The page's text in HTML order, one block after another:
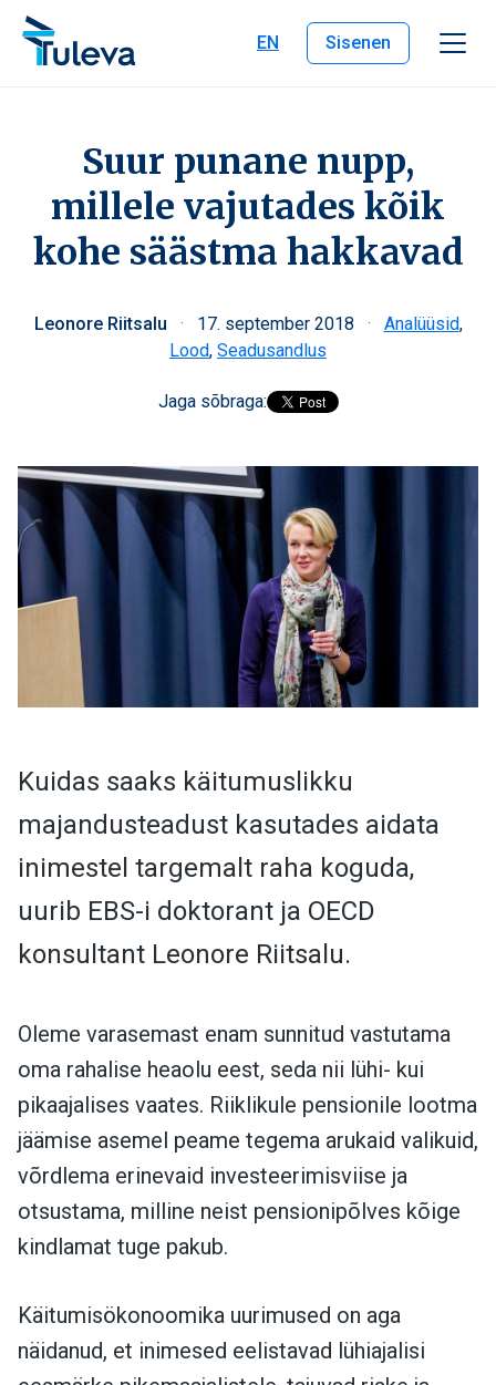
Liigu edasi sisu juurde
EN
Sisenen
Suur punane nupp,
millele vajutades kõik
kohe säästma hakkavad
Leonore Riitsalu · 17. september 2018 · Analüüsid,
Lood, Seadusandlus
Jaga sõbraga:
Kuidas saaks käitumuslikku
majandusteadust kasutades aidata
inimestel targemalt raha koguda,
uurib EBS-i doktorant ja OECD
konsultant Leonore Riitsalu.
Oleme varasemast enam sunnitud vastutama
oma rahalise heaolu eest, seda nii lühi- kui
pikaajalises vaates. Riiklikule pensionile lootma
jäämise asemel peame tegema arukaid valikuid,
võrdlema erinevaid investeerimisviise ja
otsustama, milline neist pensionipõlves kõige
kindlamat tuge pakub.
Käitumisökonoomika uurimused on aga
näidanud, et inimesed eelistavad lühiajalisi